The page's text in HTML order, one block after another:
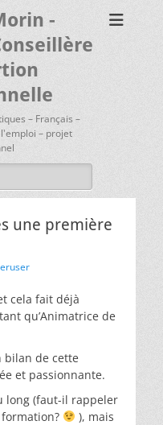
-
– Français –
– projet
une première
cela fait déjà
qu’Animatrice de
bilan de cette
et passionnante.
long (faut-il rappeler
), mais